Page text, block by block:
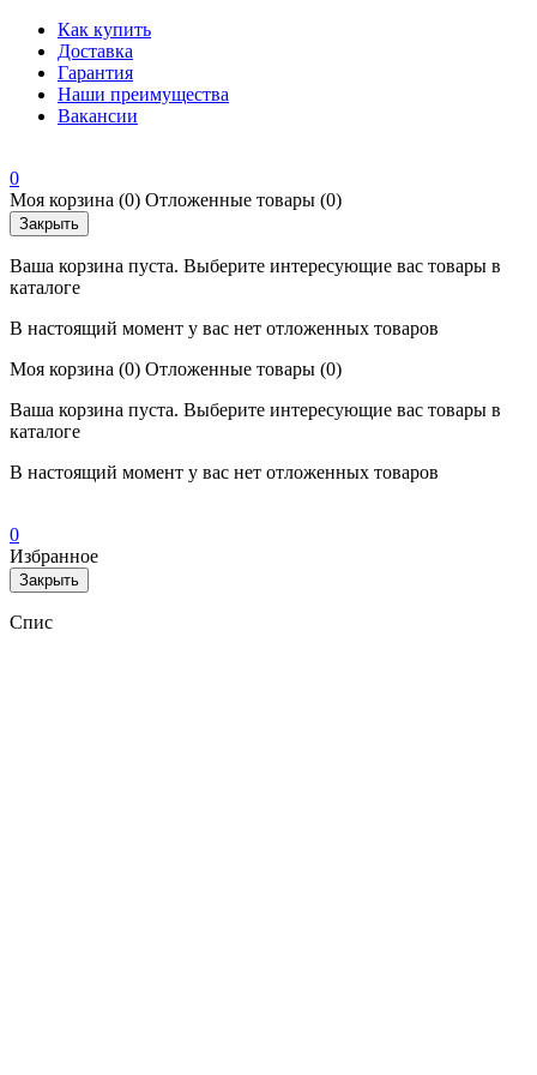
Как купить
Доставка
Гарантия
Наши преимущества
Вакансии
0
Моя корзина (0) Отложенные товары (0)
Закрыть
Ваша корзина пуста. Выберите интересующие вас товары в
каталоге
В настоящий момент у вас нет отложенных товаров
Моя корзина (0) Отложенные товары (0)
Ваша корзина пуста. Выберите интересующие вас товары в
каталоге
В настоящий момент у вас нет отложенных товаров
0
Избранное
Закрыть
Спис